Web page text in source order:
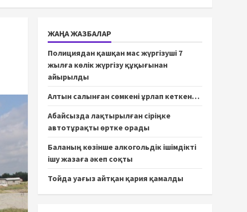
ЖАҢА ЖАЗБАЛАР
Полициядан қашқан мас жүргізуші 7
жылға көлік жүргізу құқығынан
айырылды
Алтын салынған сөмкені ұрлап кеткен…
Абайсызда лақтырылған сіріңке
автотұрақты өртке орады
Баланың көзінше алкогольдік ішімдікті
ішу жазаға әкеп соқты
Тойда уағыз айтқан қария қамалды